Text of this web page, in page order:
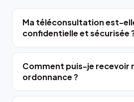
Ma téléconsultation est-
confidentielle et sécurisée
Comment puis-je recevoir
ordonnance ?